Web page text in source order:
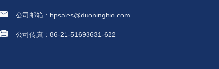
公司邮箱：bpsales@duoningbio.com
公司传真：86-21-51693631-622